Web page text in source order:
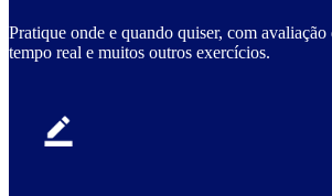
Pratique onde e quando quiser, com
tempo real e muitos outros exercícios.